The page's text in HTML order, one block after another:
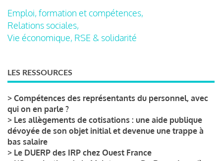
Emploi, formation et compétences,
Relations sociales,
Vie économique, RSE & solidarité
LES RESSOURCES
> Compétences des représentants du personnel, avec
qui on en parle ?
> Les allègements de cotisations : une aide publique
dévoyée de son objet initial et devenue une trappe à
bas salaire
> Le DUERP des IRP chez Ouest France